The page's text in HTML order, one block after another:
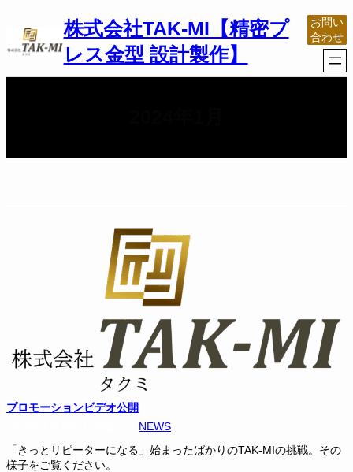
株式会社TAK-MI【精密プ
レス金型 設計製作】
お問い
合わせ
プロモーションビデオ公開
NEWS
「きっとリピーターになる」始まったばかりのTAK-MIの挑戦。その
様子をご覧ください。